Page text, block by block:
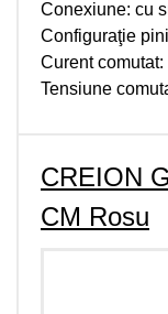
Conexiune: cu
Configuraţie
Curent
Tensiune
CREION
CM Rosu